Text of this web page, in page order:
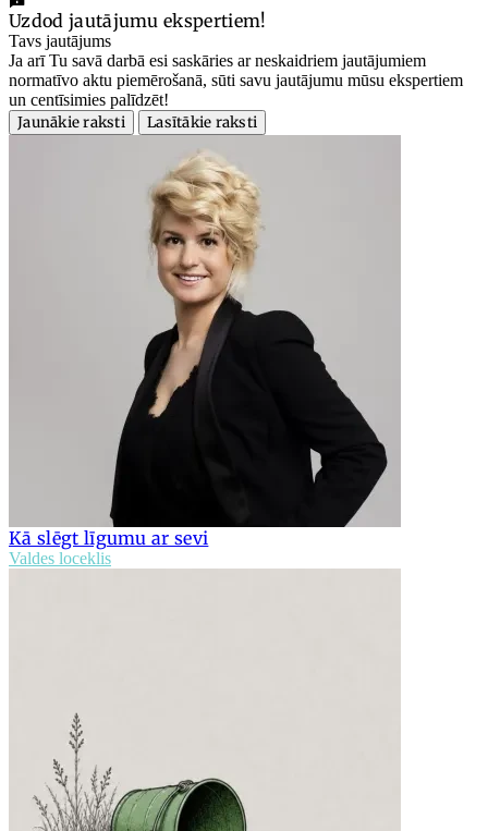
Uzdod jautājumu ekspertiem!
Tavs jautājums
Ja arī Tu savā darbā esi saskāries ar neskaidriem jautājumiem
normatīvo aktu piemērošanā, sūti savu jautājumu mūsu ekspertiem
un centīsimies palīdzēt!
Jaunākie raksti
Lasītākie raksti
Kā slēgt līgumu ar sevi
Valdes loceklis